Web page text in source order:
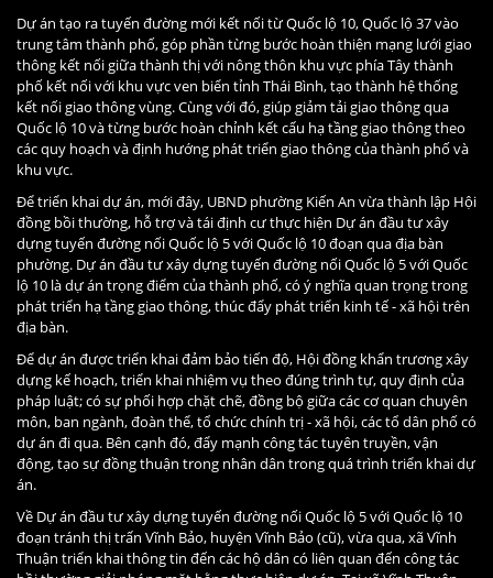
Dự án tạo ra tuyến đường mới kết nối từ Quốc lộ 10, Quốc lộ 37 vào
trung tâm thành phố, góp phần từng bước hoàn thiện mạng lưới giao
thông kết nối giữa thành thị với nông thôn khu vực phía Tây thành
phố kết nối với khu vực ven biển tỉnh Thái Bình, tạo thành hệ thống
kết nối giao thông vùng. Cùng với đó, giúp giảm tải giao thông qua
Quốc lộ 10 và từng bước hoàn chỉnh kết cấu hạ tầng giao thông theo
các quy hoạch và định hướng phát triển giao thông của thành phố và
khu vực.
Để triển khai dự án, mới đây, UBND phường Kiến An vừa thành lập Hội
đồng bồi thường, hỗ trợ và tái định cư thực hiện Dự án đầu tư xây
dựng tuyến đường nối Quốc lộ 5 với Quốc lộ 10 đoạn qua địa bàn
phường. Dự án đầu tư xây dựng tuyến đường nối Quốc lộ 5 với Quốc
lộ 10 là dự án trọng điểm của thành phố, có ý nghĩa quan trọng trong
phát triển hạ tầng giao thông, thúc đẩy phát triển kinh tế - xã hội trên
địa bàn.
Để dự án được triển khai đảm bảo tiến độ, Hội đồng khẩn trương xây
dựng kế hoạch, triển khai nhiệm vụ theo đúng trình tự, quy định của
pháp luật; có sự phối hợp chặt chẽ, đồng bộ giữa các cơ quan chuyên
môn, ban ngành, đoàn thể, tổ chức chính trị - xã hội, các tổ dân phố có
dự án đi qua. Bên cạnh đó, đẩy mạnh công tác tuyên truyền, vận
động, tạo sự đồng thuận trong nhân dân trong quá trình triển khai dự
án.
Về Dự án đầu tư xây dựng tuyến đường nối Quốc lộ 5 với Quốc lộ 10
đoạn tránh thị trấn Vĩnh Bảo, huyện Vĩnh Bảo (cũ), vừa qua, xã Vĩnh
Thuận triển khai thông tin đến các hộ dân có liên quan đến công tác